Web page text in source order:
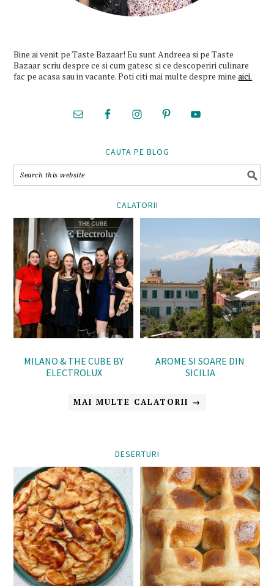
Bine ai venit pe Taste Bazaar! Eu sunt Andreea si pe Taste
Bazaar scriu despre ce si cum gatesc si ce descoperiri culinare
fac pe acasa sau in vacante. Poti citi mai multe despre mineaici.
CAUTA PE BLOG
CALATORII
MILANO & THE CUBE BY
ELECTROLUX
AROME SI SOARE DIN
SICILIA
MAI MULTE CALATORII →
DESERTURI